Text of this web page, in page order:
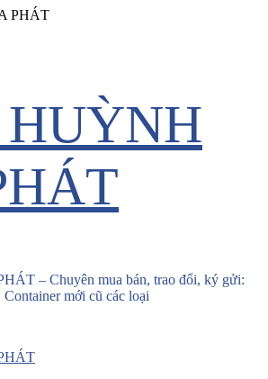
HUỲNH
– Chuyên mua bán, trao đổi, ký gửi:
mới cũ các loại